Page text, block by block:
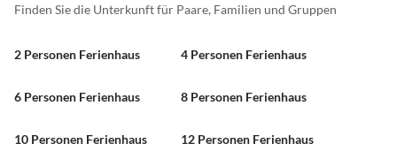
Finden Sie die Unterkunft für Paare, Familien und Gruppen
2 Personen Ferienhaus 4 Personen Ferienhaus
6 Personen Ferienhaus 8 Personen Ferienhaus
10 Personen Ferienhaus 12 Personen Ferienhaus